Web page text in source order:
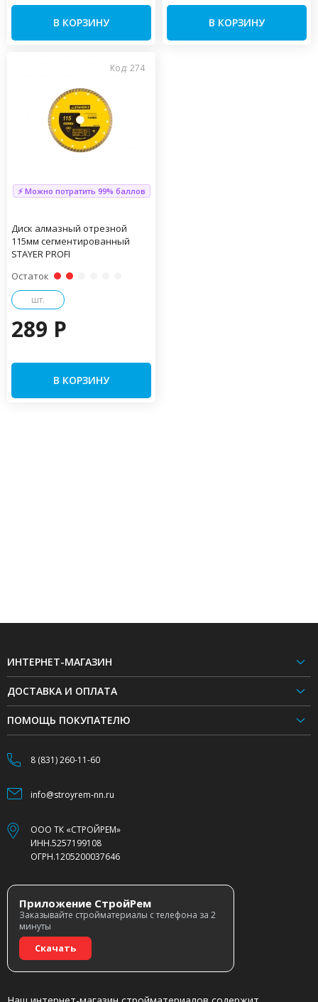
В КОРЗИНУ В КОРЗИНУ
Код: 274
⚡ Можно потратить 99% баллов
Диск алмазный отрезной
115мм сегментированный
STAYER PROFI
Остаток
шт.
289 P
В КОРЗИНУ
ИНТЕРНЕТ-МАГАЗИН
ДОСТАВКА И ОПЛАТА
ПОМОЩЬ ПОКУПАТЕЛЮ
8 (831) 260-11-60
info@stroyrem-nn.ru
ООО ТК «СТРОЙРЕМ»
ИНН.5257199108
ОГРН.1205200037646
Приложение СтройРем
Заказывайте стройматериалы с телефона за 2
минуты
Скачать